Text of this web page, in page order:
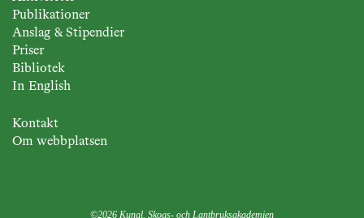
Publikationer
Anslag & Stipendier
Priser
Bibliotek
In English
Kontakt
Om webbplatsen
©2026 Kungl. Skogs- och Lantbruksakademien